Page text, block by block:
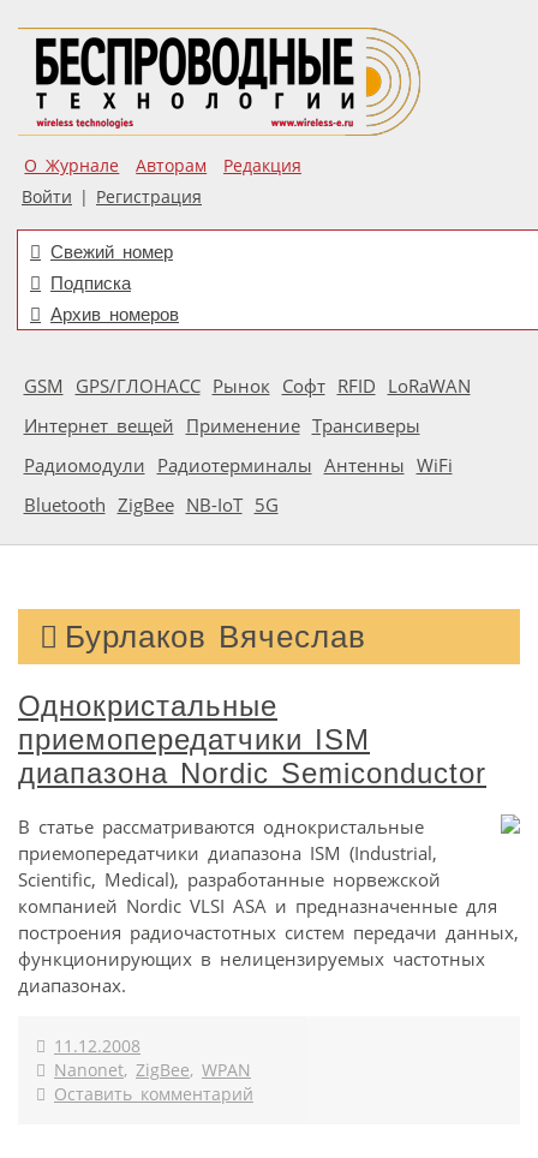
О Журнале Авторам
Редакция
Войти | Регистрация
Свежий номер
Подписка
Архив номеров
GSM GPS/ГЛОНАСС Рынок Софт RFID LoRaWAN
Интернет вещей Применение Трансиверы
Радиомодули Радиотерминалы Антенны WiFi
Bluetooth ZigBee NB-IoT 5G
Бурлаков Вячеслав
Однокристальные
приемопередатчики ISM
диапазона Nordic Semiconductor
В статье рассматриваются однокристальные
приемопередатчики диапазона ISM (Industrial,
Scientific, Medical), разработанные норвежской
компанией Nordic VLSI ASA и предназначенные для
построения радиочастотных систем передачи данных,
функционирующих в нелицензируемых частотных
диапазонах.
11.12.2008
Nanonet, ZigBee, WPAN
Оставить комментарий